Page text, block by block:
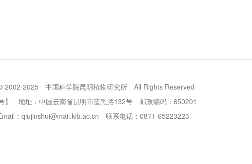
2002-2025 中国科学院昆明植物研究所
All Rights Reserved
地址：中国云南省昆明市蓝黑路132号
邮政编码：650201
：qiujinshui@mail.kib.ac.cn 联系电话：0871-65223223